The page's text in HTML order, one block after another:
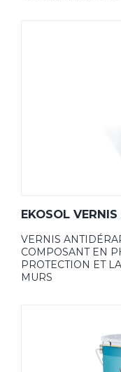
EKOSOL
VERNIS
COMPOSANT EN
PROTECTION ET
MURS